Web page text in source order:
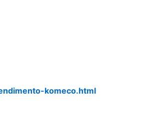
komeco.html